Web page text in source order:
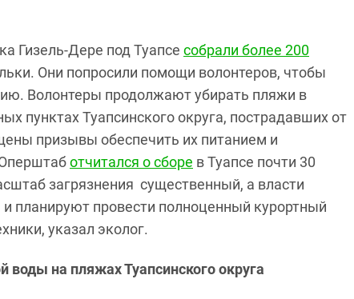
Гизель-Дере под Туапсе собрали более 200
Они попросили помощи волонтеров, чтобы
Волонтеры продолжают убирать пляжи в
пунктах Туапсинского округа, пострадавших от
призывы обеспечить их питанием и
отчитался о сборе в Туапсе почти 30
загрязнения существенный, а власти
и планируют провести полноценный курортный
указал эколог.
воды на пляжах Туапсинского округа